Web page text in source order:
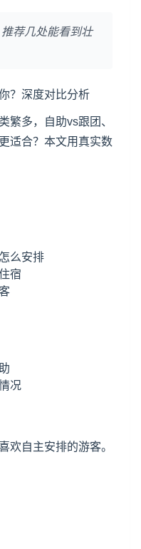
荐几处能看到壮
？深度对比分析
繁多，自助vs跟团、
适合？本文用真实数
么安排
宿
况
欢自主安排的游客。